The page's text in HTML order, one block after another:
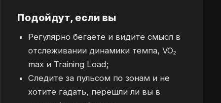
Подойдут, если вы
Регулярно бегаете и видите смысл в
отслеживании динамики темпа, VO₂
max и Training Load;
Следите за пульсом по зонам и не
хотите гадать, перешли ли вы в